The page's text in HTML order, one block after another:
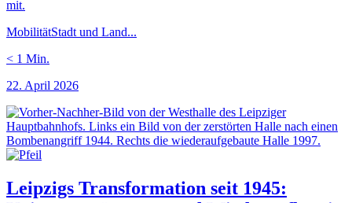
mit.
MobilitätStadt und Land...
< 1 Min.
22. April 2026
Leipzigs Transformation seit 1945: